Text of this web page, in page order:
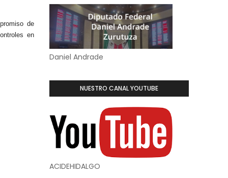
de
en
Daniel Andrade
NUESTRO CANAL YOUTUBE
ACIDEHIDALGO